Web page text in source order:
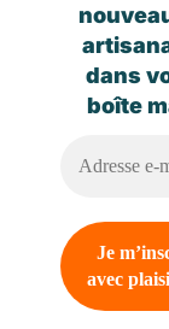
dans
boîte